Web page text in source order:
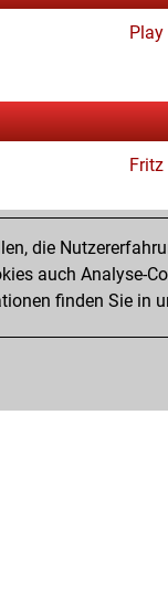
Play
Fritz
Fritz
die
auch Analyse-
finden Sie in